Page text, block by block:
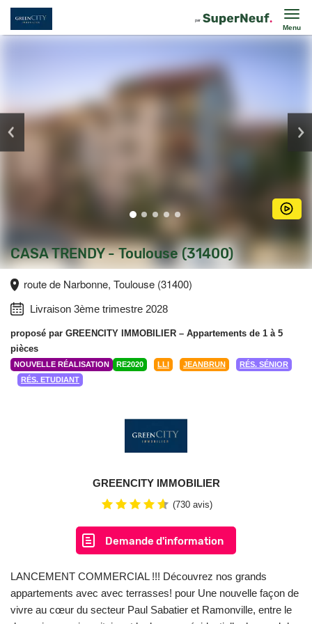
Menu
CASA TRENDY - Toulouse (31400)
route de Narbonne, Toulouse (31400)
Livraison 3ème trimestre 2028
proposé par GREENCITY IMMOBILIER – Appartements de 1 à 5
pièces
NOUVELLE RÉALISATION RE2020 LLI JEANBRUN
RÉS. SÉNIOR
RÉS. ETUDIANT
GREENCITY IMMOBILIER
(730 avis)
Demande d'information
LANCEMENT COMMERCIAL !!! Découvrez nos grands
appartements avec avec terrasses! pour Une nouvelle façon de
vivre au cœur du secteur Paul Sabatier et Ramonville, entre le